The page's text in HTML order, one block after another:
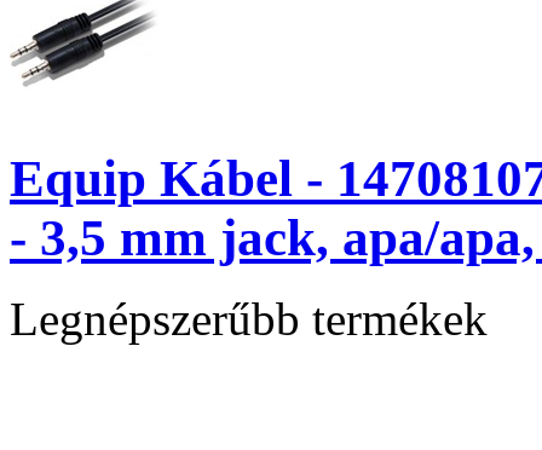
Equip Kábel -
- 3,5 mm jack, apa/
Legnépszerűbb termékek